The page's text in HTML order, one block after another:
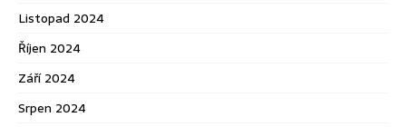
Listopad 2024
Říjen 2024
Září 2024
Srpen 2024